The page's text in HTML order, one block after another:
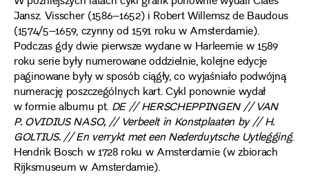
Jansz. Visscher (1586–1652) i Robert Willemsz de Baudous
(1574/5–1659, czynny od 1591 roku w Amsterdamie).
Podczas gdy dwie pierwsze wydane w Harleemie w 1589
roku serie były numerowane oddzielnie, kolejne edycje
paginowane były w sposób ciągły, co wyjaśniało podwójną
numerację poszczególnych kart. Cykl ponownie wydał
w formie albumu pt. DE // HERSCHEPPINGEN // VAN
P. OVIDIUS NASO, // Verbeelt in Konstplaaten by // H.
GOLTIUS. // En verrykt met een Nederduytsche Uytlegging.
Hendrik Bosch w 1728 roku w Amsterdamie (w zbiorach
Rijksmuseum w Amsterdamie).